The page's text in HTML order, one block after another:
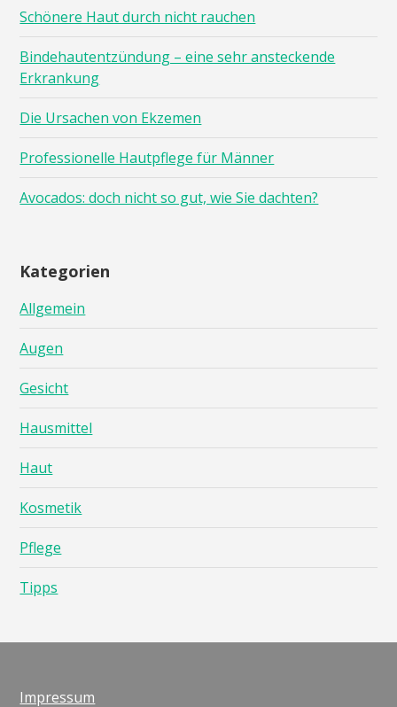
Schönere Haut durch nicht rauchen
Bindehautentzündung – eine sehr ansteckende
Erkrankung
Die Ursachen von Ekzemen
Professionelle Hautpflege für Männer
Avocados: doch nicht so gut, wie Sie dachten?
Kategorien
Allgemein
Augen
Gesicht
Hausmittel
Haut
Kosmetik
Pflege
Tipps
Impressum